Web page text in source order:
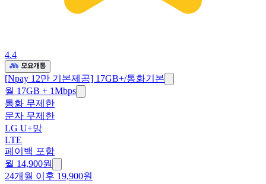
4.4
[Npay 12만 기본제공] 17GB+/통화기본
월 17GB + 1Mbps
통화 무제한
문자 무제한
LG U+망
LTE
페이백 포함
월 14,900원
24개월 이후 19,900원